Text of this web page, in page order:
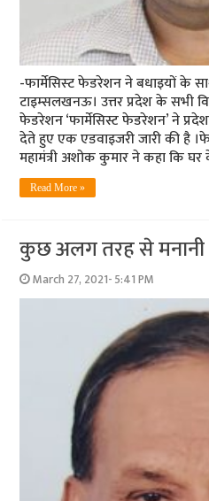
-फार्मेसिस्‍ट फेडरेशन ने बधाइयों के
टाइम्‍सलखनऊ। उत्तर प्रदेश के सभी
फेडरेशन ‘फार्मेसिस्ट फेडरेशन’ ने
देते हुए एक एडवाइजरी जारी की है
महामंत्री अशोक कुमार ने कहा कि
Read More »
कुछ अलग तरह से मनानी
March 27, 2021- 5:41 PM